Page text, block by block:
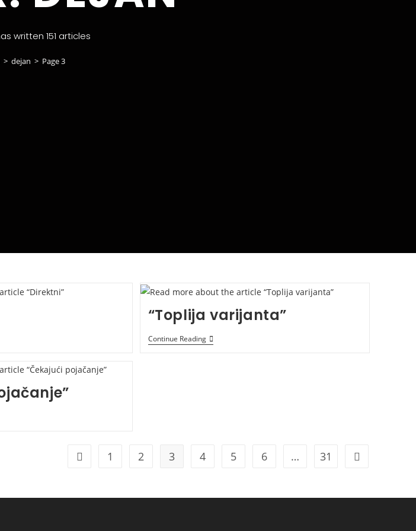
written 151 articles
> dejan > Page 3
“Toplija varijanta”
Continue Reading“Toplija
Varijanta”
Go to the previous page
1 2 3 4 5 6 … 31 Go to the next